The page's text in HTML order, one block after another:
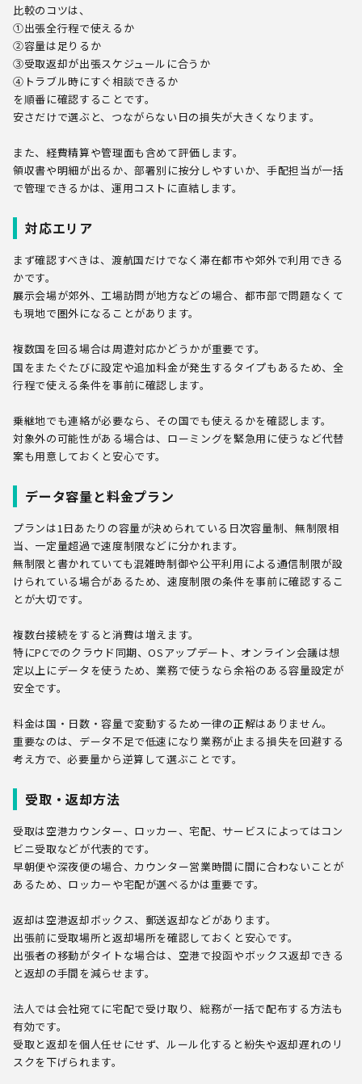
比較のコツは、
①出張全行程で使えるか
②容量は足りるか
③受取返却が出張スケジュールに合うか
④トラブル時にすぐ相談できるか
を順番に確認することです。
安さだけで選ぶと、つながらない日の損失が大きくなります。
また、経費精算や管理面も含めて評価します。
領収書や明細が出るか、部署別に按分しやすいか、手配担当が一括
で管理できるかは、運用コストに直結します。
対応エリア
まず確認すべきは、渡航国だけでなく滞在都市や郊外で利用できる
かです。
展示会場が郊外、工場訪問が地方などの場合、都市部で問題なくて
も現地で圏外になることがあります。
複数国を回る場合は周遊対応かどうかが重要です。
国をまたぐたびに設定や追加料金が発生するタイプもあるため、全
行程で使える条件を事前に確認します。
乗継地でも連絡が必要なら、その国でも使えるかを確認します。
対象外の可能性がある場合は、ローミングを緊急用に使うなど代替
案も用意しておくと安心です。
データ容量と料金プラン
プランは1日あたりの容量が決められている日次容量制、無制限相
当、一定量超過で速度制限などに分かれます。
無制限と書かれていても混雑時制御や公平利用による通信制限が設
けられている場合があるため、速度制限の条件を事前に確認するこ
とが大切です。
複数台接続をすると消費は増えます。
特にPCでのクラウド同期、OSアップデート、オンライン会議は想
定以上にデータを使うため、業務で使うなら余裕のある容量設定が
安全です。
料金は国・日数・容量で変動するため一律の正解はありません。
重要なのは、データ不足で低速になり業務が止まる損失を回避する
考え方で、必要量から逆算して選ぶことです。
受取・返却方法
受取は空港カウンター、ロッカー、宅配、サービスによってはコン
ビニ受取などが代表的です。
早朝便や深夜便の場合、カウンター営業時間に間に合わないことが
あるため、ロッカーや宅配が選べるかは重要です。
返却は空港返却ボックス、郵送返却などがあります。
出張前に受取場所と返却場所を確認しておくと安心です。
出張者の移動がタイトな場合は、空港で投函やボックス返却できる
と返却の手間を減らせます。
法人では会社宛てに宅配で受け取り、総務が一括で配布する方法も
有効です。
受取と返却を個人任せにせず、ルール化すると紛失や返却遅れのリ
スクを下げられます。